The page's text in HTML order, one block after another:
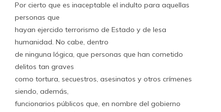
Por cierto que es inaceptable el indulto para aquellas
personas que
hayan ejercido terrorismo de Estado y de lesa
humanidad. No cabe, dentro
de ninguna lógica, que personas que han cometido
delitos tan graves
como tortura, secuestros, asesinatos y otros crímenes
siendo, además,
funcionarios públicos que, en nombre del gobierno